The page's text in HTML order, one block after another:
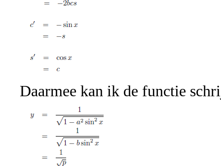
Daarmee kan ik de functie